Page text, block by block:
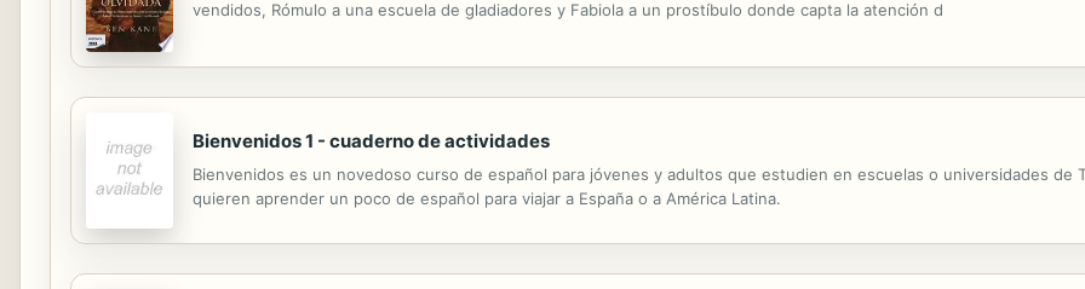
vendidos, Rómulo a una escuela de gladiadores y Fabiola a un prostíbulo donde capta la atención d
Bienvenidos 1 - cuaderno de actividades
Bienvenidos es un novedoso curso de español para jóvenes y adultos que estudien en escuelas o universidades de
quieren aprender un poco de español para viajar a España o a América Latina.